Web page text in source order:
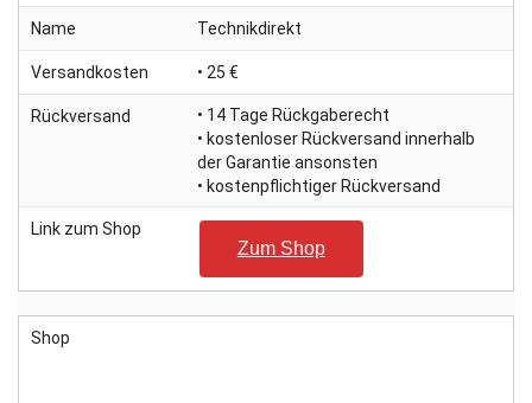
Name Technikdirekt
Versandkosten • 25 €
Rückversand
• 14 Tage Rückgaberecht
• kostenloser Rückversand innerhalb
der Garantie ansonsten
• kostenpflichtiger Rückversand
Link zum Shop
Zum Shop
Shop